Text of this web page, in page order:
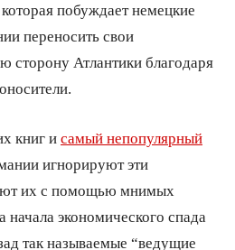
побуждает немецкие
переносить свои
сторону Атлантики благодаря
книг и самый непопулярный
игнорируют эти
их с помощью мнимых
начала экономического спада
так называемые “ведущие